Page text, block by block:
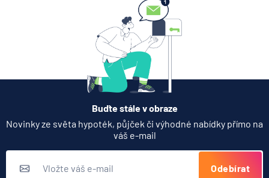
Buďte stále v obraze
Novinky ze světa hypoték, půjček či výhodné nabídky přímo na
váš e-mail
Odebírat